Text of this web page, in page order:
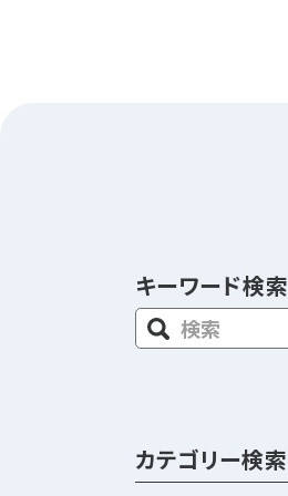
キーワード検索
カテゴリー検索